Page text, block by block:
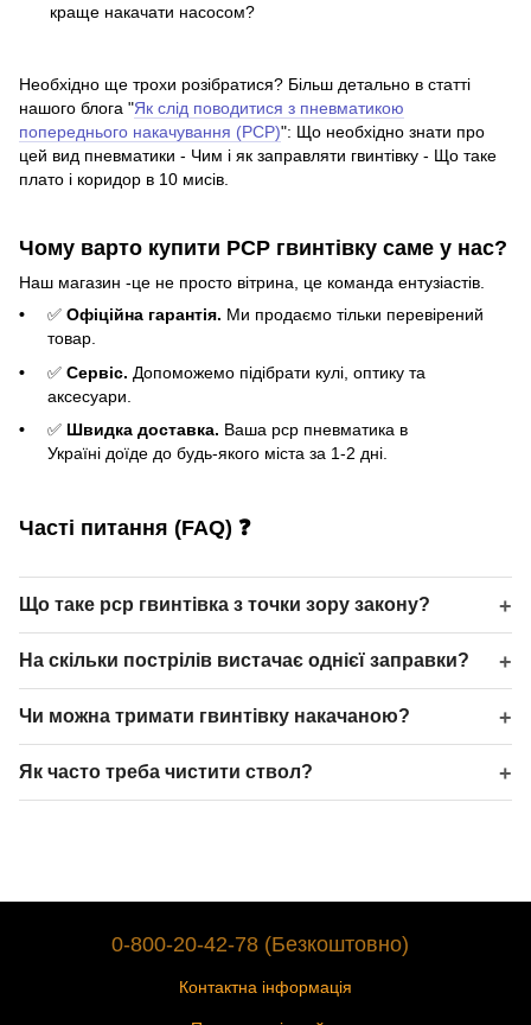
краще накачати насосом?
Необхідно ще трохи розібратися? Більш детально в статті
нашого блога "Як слід поводитися з пневматикою
попереднього накачування (PCP)": Що необхідно знати про
цей вид пневматики - Чим і як заправляти гвинтівку - Що таке
плато і коридор в 10 мисів.
Чому варто купити PCP гвинтівку саме у нас?
Наш магазин -це не просто вітрина, це команда ентузіастів.
✅ Офіційна гарантія. Ми продаємо тільки перевірений
товар.
✅ Сервіс. Допоможемо підібрати кулі, оптику та
аксесуари.
✅ Швидка доставка. Ваша pcp пневматика в
Україні доїде до будь-якого міста за 1-2 дні.
Часті питання (FAQ) ❓
Що таке pcp гвинтівка з точки зору закону?
На скільки пострілів вистачає однієї заправки?
Чи можна тримати гвинтівку накачаною?
Як часто треба чистити ствол?
0-800-20-42-78 (Безкоштовно)
Контактна інформація